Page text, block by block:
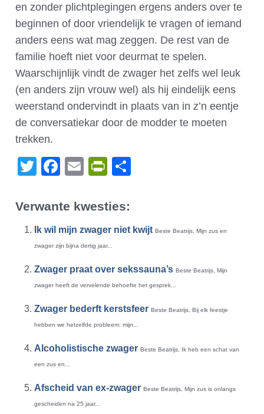
en zonder plichtplegingen ergens anders over te
beginnen of door vriendelijk te vragen of iemand
anders eens wat mag zeggen. De rest van de
familie hoeft niet voor deurmat te spelen.
Waarschijnlijk vindt de zwager het zelfs wel leuk
(en anders zijn vrouw wel) als hij eindelijk eens
weerstand ondervindt in plaats van in z’n eentje
de conversatiekar door de modder te moeten
trekken.
TwitterFacebook
EmailPrintFriendly
Verwante kwesties:
Ik wil mijn zwager niet kwijt Beste Beatrijs, Mijn zus en
zwager zijn bijna dertig jaar...
Zwager praat over sekssauna’s Beste Beatrijs, Mijn
zwager heeft de vervelende behoefte het gesprek...
Zwager bederft kerstsfeer Beste Beatrijs, Bij elk feestje
hebben we hetzelfde probleem: mijn...
Alcoholistische zwager Beste Beatrijs, Ik heb een schat van
een zus en...
Afscheid van ex-zwager Beste Beatrijs, Mijn zus is onlangs
gescheiden na 25 jaar...